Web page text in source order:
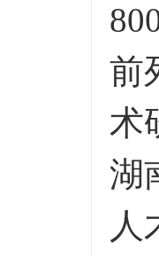
前
术
湖
人